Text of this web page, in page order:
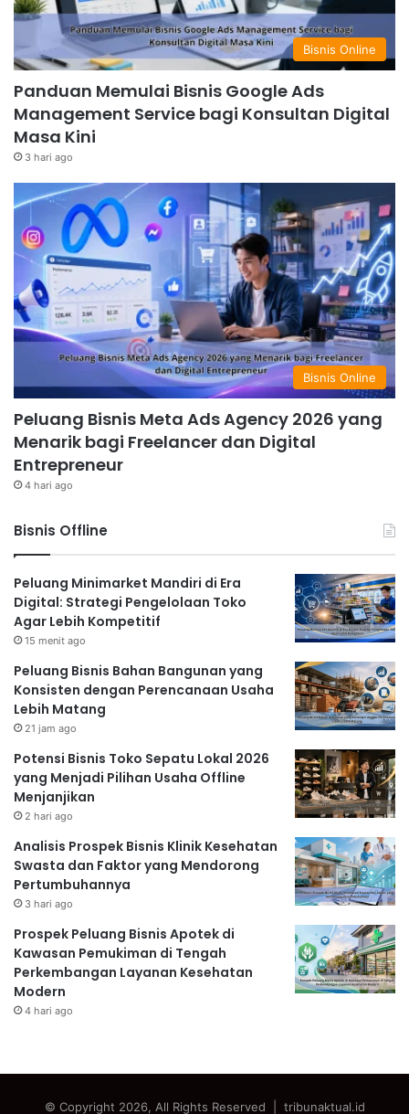
Bisnis Online
Panduan Memulai Bisnis Google Ads
Management Service bagi Konsultan Digital
Masa Kini
3 hari ago
Bisnis Online
Peluang Bisnis Meta Ads Agency 2026 yang
Menarik bagi Freelancer dan Digital
Entrepreneur
4 hari ago
Bisnis Offline
Peluang Minimarket Mandiri di Era
Digital: Strategi Pengelolaan Toko
Agar Lebih Kompetitif
15 menit ago
Peluang Bisnis Bahan Bangunan yang
Konsisten dengan Perencanaan Usaha
Lebih Matang
21 jam ago
Potensi Bisnis Toko Sepatu Lokal 2026
yang Menjadi Pilihan Usaha Offline
Menjanjikan
2 hari ago
Analisis Prospek Bisnis Klinik Kesehatan
Swasta dan Faktor yang Mendorong
Pertumbuhannya
3 hari ago
Prospek Peluang Bisnis Apotek di
Kawasan Pemukiman di Tengah
Perkembangan Layanan Kesehatan
Modern
4 hari ago
© Copyright 2026, All Rights Reserved | tribunaktual.id